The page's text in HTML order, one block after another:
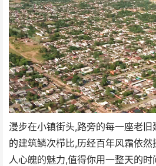
漫步在小镇街头,路旁的每一座老
的建筑鳞次栉比,历经百年风霜依
人心魄的魅力,值得你用一整天的